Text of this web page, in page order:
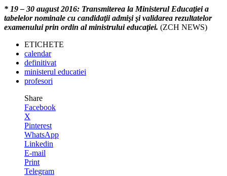
* 19 – 30 august 2016: Transmiterea la Ministerul Educaţiei a
tabelelor nominale cu candidaţii admişi şi validarea rezultatelor
examenului prin ordin al ministrului educaţiei. (ZCH NEWS)
ETICHETE
calendar
definitivat
ministerul educatiei
profesori
Share
Facebook
X
Pinterest
WhatsApp
Linkedin
E-mail
Print
Telegram